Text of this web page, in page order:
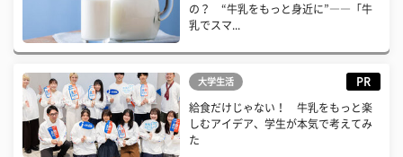
の？ “牛乳をもっと身近に”――「牛
乳でスマ...
大学生活 PR
給食だけじゃない！ 牛乳をもっと楽
しむアイデア、学生が本気で考えてみ
た